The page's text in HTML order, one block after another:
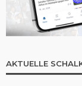
AKTUELLE